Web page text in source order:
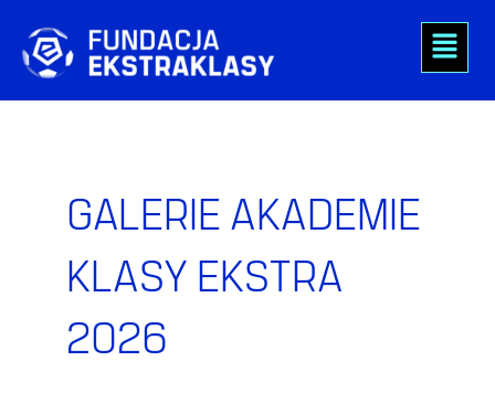
content
Menu
GALERIE AKADEMIE
KLASY EKSTRA
2026